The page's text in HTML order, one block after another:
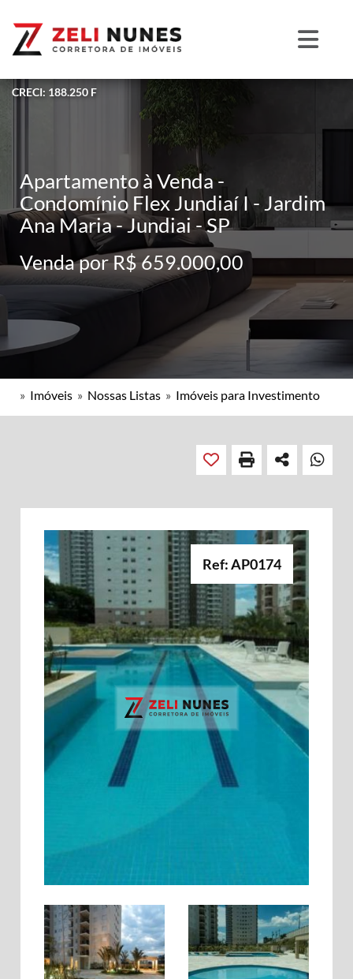
CRECI: 188.250 F
Apartamento à Venda -
Condomínio Flex Jundiaí I - Jardim
Ana Maria - Jundiai - SP
Venda por R$ 659.000,00
» Imóveis » Nossas Listas » Imóveis para Investimento
Ref: AP0174